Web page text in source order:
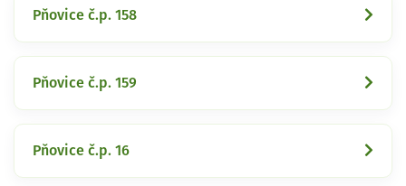
Pňovice č.p. 158
Pňovice č.p. 159
Pňovice č.p. 16